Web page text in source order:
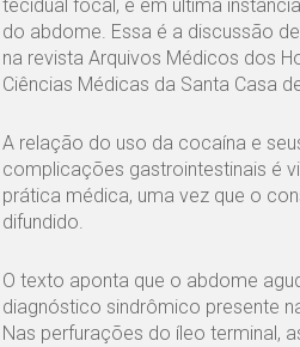
tecidual focal, e em última
do abdome. Essa é a discussão
na revista Arquivos Médicos dos
Ciências Médicas da Santa Casa
A relação do uso da cocaína e
complicações gastrointestinais é
prática médica, uma vez que o
difundido.
O texto aponta que o abdome
diagnóstico sindrômico presente
Nas perfurações do íleo terminal,